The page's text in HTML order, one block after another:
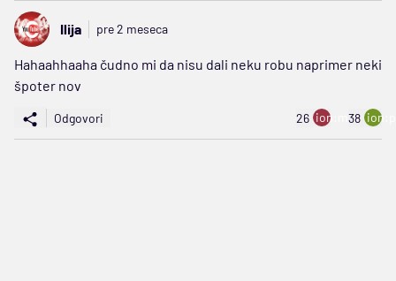
Ilija pre 2 meseca
Hahaahhaaha čudno mi da nisu dali neku robu naprimer neki
špoter nov
Odgovori 26 ion:minus
38